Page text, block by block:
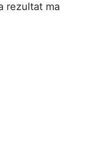
rezultat ma